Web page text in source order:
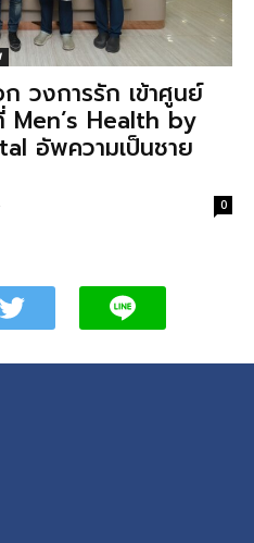
วงการรัก เข้าศูนย์
Men’s Health by
อัพความเป็นชาย
0